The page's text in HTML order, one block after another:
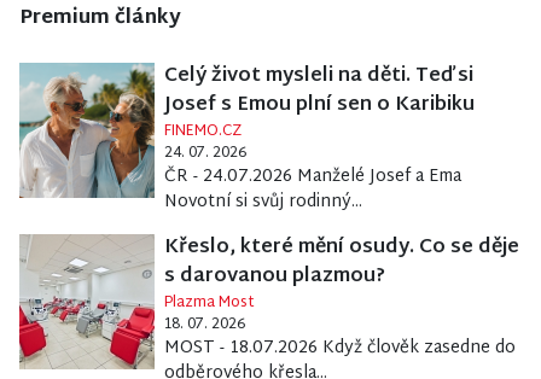
Premium články
Celý život mysleli na děti. Teď si
Josef s Emou plní sen o Karibiku
FINEMO.CZ
24. 07. 2026
ČR - 24.07.2026 Manželé Josef a Ema
Novotní si svůj rodinný...
Křeslo, které mění osudy. Co se děje
s darovanou plazmou?
Plazma Most
18. 07. 2026
MOST - 18.07.2026 Když člověk zasedne do